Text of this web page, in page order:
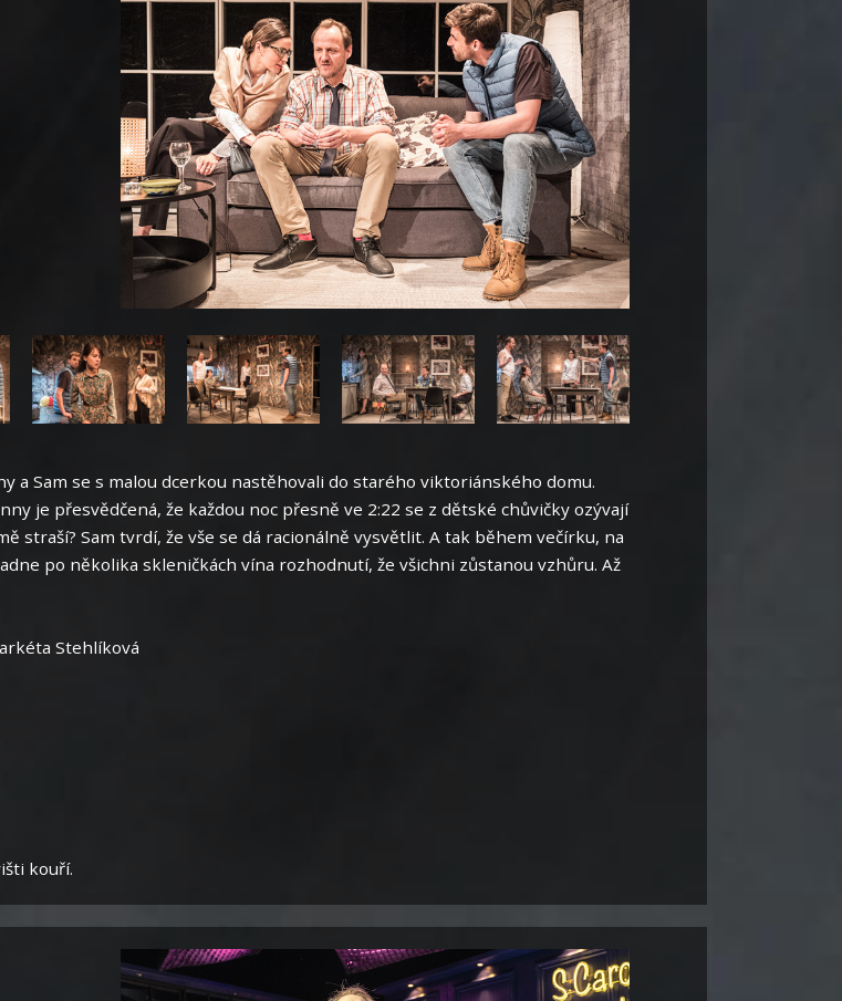
a Sam se s malou dcerkou nastěhovali do starého viktoriánského domu.
je přesvědčená, že každou noc přesně ve 2:22 se z dětské chůvičky ozývají
straší? Sam tvrdí, že vše se dá racionálně vysvětlit. A tak během večírku, na
po několika skleničkách vína rozhodnutí, že všichni zůstanou vzhůru. Až
Stehlíková
kouří.